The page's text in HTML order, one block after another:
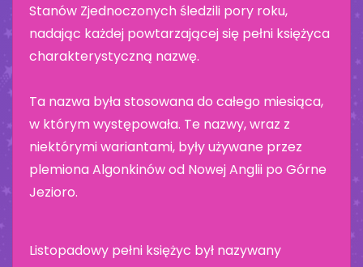
Stanów Zjednoczonych śledzili pory roku,
nadając każdej powtarzającej się pełni księżyca
charakterystyczną nazwę.
Ta nazwa była stosowana do całego miesiąca,
w którym występowała. Te nazwy, wraz z
niektórymi wariantami, były używane przez
plemiona Algonkinów od Nowej Anglii po Górne
Jezioro.
Listopadowy pełni księżyc był nazywany